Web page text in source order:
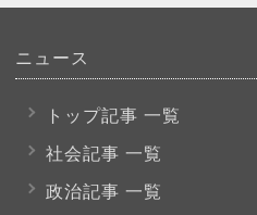
ニュース
トップ記事 一覧
社会記事 一覧
政治記事 一覧